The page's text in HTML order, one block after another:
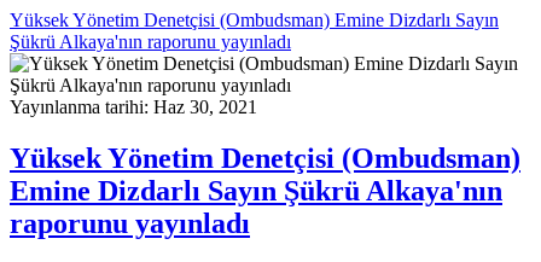
Yüksek Yönetim Denetçisi (Ombudsman) Emine Dizdarlı Sayın
Şükrü Alkaya'nın raporunu yayınladı
Yayınlanma tarihi: Haz 30, 2021
Yüksek Yönetim Denetçisi (Ombudsman)
Emine Dizdarlı Sayın Şükrü Alkaya'nın
raporunu yayınladı